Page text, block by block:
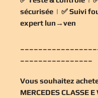
sécurisée | ✅Suivi
expert lun→ven
Vous souhaitez
MERCEDES CLASSE